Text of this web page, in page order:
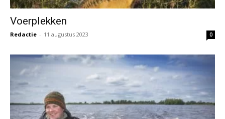
Voerplekken
Redactie - 11 augustus 2023 0